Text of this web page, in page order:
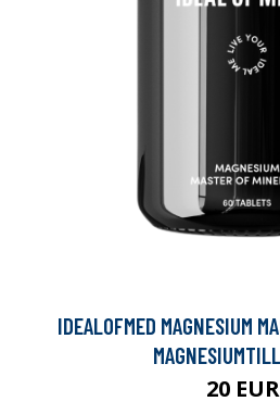
IDEALOFMED MAGNESIUM
20 EUR